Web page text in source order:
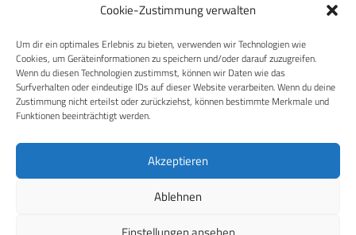
Cookie-Zustimmung verwalten
Um dir ein optimales Erlebnis zu bieten, verwenden wir Technologien wie
Cookies, um Geräteinformationen zu speichern und/oder darauf zuzugreifen.
Wenn du diesen Technologien zustimmst, können wir Daten wie das
Surfverhalten oder eindeutige IDs auf dieser Website verarbeiten. Wenn du deine
Zustimmung nicht erteilst oder zurückziehst, können bestimmte Merkmale und
Funktionen beeinträchtigt werden.
Akzeptieren
Ablehnen
RECHTLICHES
Datenschutzerklärung
Cookie-Richtlinie (EU)